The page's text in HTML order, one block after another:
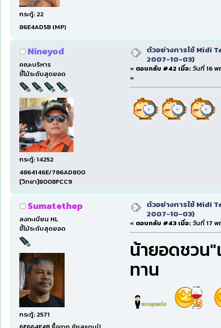
กระทู้: 22
86E4AD5B (MP)
Nineyod
คณะบริหาร
ขี้โม้ระดับสุดยอด
กระทู้: 14252
4864146E/786AD800
[วิทยา]8008FCC9
ตัวอย่างการใช้ Midi
2007-10-03)
« ตอบกลับ #42 เมื่อ: วันที่ 16 พ
»
Sumatethep
ลงทะเบียน HL
ขี้โม้ระดับสุดยอด
กระทู้: 2571
ตัวอย่างการใช้ Midi
2007-10-03)
« ตอบกลับ #43 เมื่อ: วันที่ 17 พ
น้ายอดชวน
ทาน